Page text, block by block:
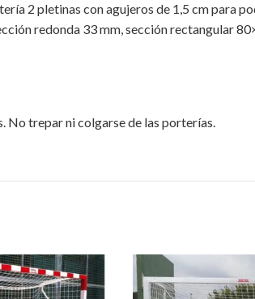
2 pletinas con agujeros de 1,5 cm para
redonda 33 mm, sección rectangular
No trepar ni colgarse de las porterías.